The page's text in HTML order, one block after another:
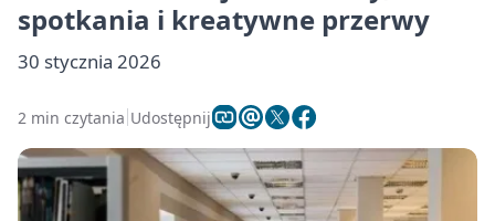
spotkania i kreatywne przerwy
30 stycznia 2026
2 min czytania Udostępnij